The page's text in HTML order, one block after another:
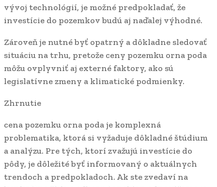
vývoj technológií, je možné predpokladať, že
investície do pozemkov budú aj naďalej výhodné.
Zároveň je nutné byť opatrný a dôkladne sledovať
situáciu na trhu, pretože ceny pozemku orna poda
môžu ovplyvniť aj externé faktory, ako sú
legislatívne zmeny a klimatické podmienky.
Zhrnutie
cena pozemku orna poda je komplexná
problematika, ktorá si vyžaduje dôkladné štúdium
a analýzu. Pre tých, ktorí zvažujú investície do
pôdy, je dôležité byť informovaný o aktuálnych
trendoch a predpokladoch. Ak ste zvedaví na